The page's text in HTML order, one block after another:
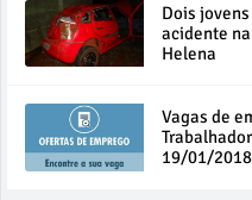
Dois
acidente na
Helena
Vagas de
19/01/2018